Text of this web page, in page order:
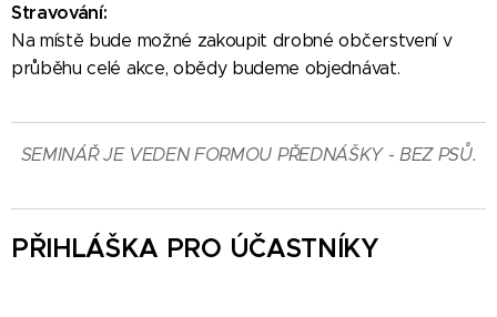
Stravování:
Na místě bude možné zakoupit drobné občerstvení v
průběhu celé akce, obědy budeme objednávat.
SEMINÁŘ JE VEDEN FORMOU PŘEDNÁŠKY - BEZ PSŮ.
PŘIHLÁŠKA PRO ÚČASTNÍKY